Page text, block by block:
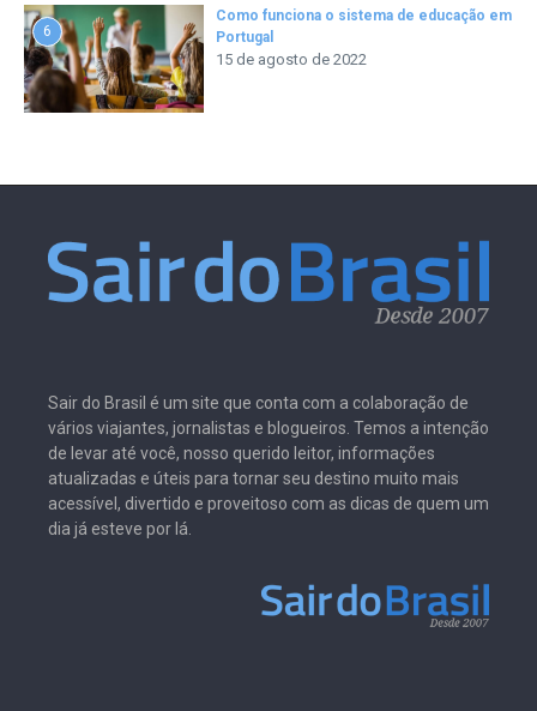
6
Como funciona o sistema de educação em
Portugal
15 de agosto de 2022
Sair do Brasil é um site que conta com a colaboração de
vários viajantes, jornalistas e blogueiros. Temos a intenção
de levar até você, nosso querido leitor, informações
atualizadas e úteis para tornar seu destino muito mais
acessível, divertido e proveitoso com as dicas de quem um
dia já esteve por lá.